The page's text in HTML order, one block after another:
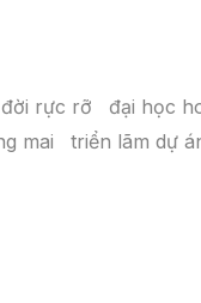
rực rỡ đại học
mai
triển lãm dự